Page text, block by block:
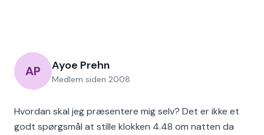
AP Ayoe Prehn
Medlem siden 2008
Hvordan skal jeg præsentere mig selv? Det er ikke et
godt spørgsmål at stille klokken 4.48 om natten da